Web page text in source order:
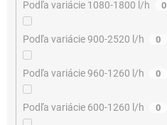
Podľa variácie 1080-1800 l/h 0
Podľa variácie 900-2520 l/h 0
Podľa variácie 960-1260 l/h 0
Podľa variácie 600-1260 l/h 0